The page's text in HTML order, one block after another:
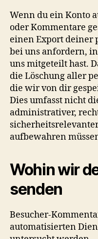
Wenn du ein Konto
oder Kommentare
einen Export deiner
bei uns anfordern,
uns mitgeteilt hast.
die Löschung aller
die wir von dir
Dies umfasst nicht
administrativer,
aufbewahren
Wohin wir
senden
Besucher-
automatisierten